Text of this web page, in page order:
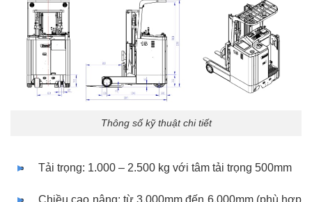
Thông số kỹ thuật chi tiết
Tải trọng: 1.000 – 2.500 kg với tâm tải trọng 500mm
Chiều cao nâng: từ 3.000mm đến 6.000mm (phù hợp